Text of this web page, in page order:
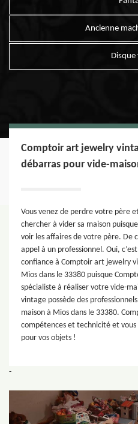
Ancienne
Disque
Comptoir art jewelry
débarras pour vide-
Vous venez de perdre votre père
chercher à vider sa maison
voir les affaires de votre père. De
appel à un professionnel. Oui,
confiance à Comptoir art jewelry
Mios dans le 33380 puisque
spécialiste à réaliser votre vide-
vintage possède des
maison à Mios dans le 33380.
compétences et technicité et
pour vos objets !
-